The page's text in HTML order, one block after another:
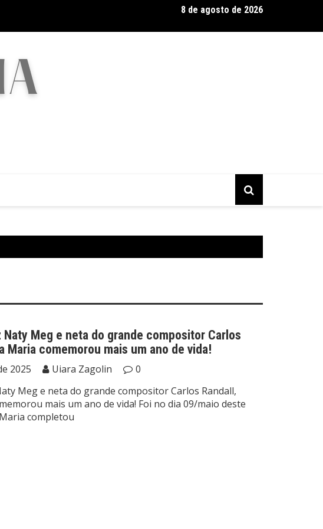
Documentário CONTRACENA foi exibido na UFU, no Grupontapé e no
8 de agosto de 2026
Naty Meg e neta do grande compositor Carlos
Maria comemorou mais um ano de vida!
2025 Uiara Zagolin
0
Meg e neta do grande compositor Carlos Randall,
mais um ano de vida! Foi no dia 09/maio deste
completou